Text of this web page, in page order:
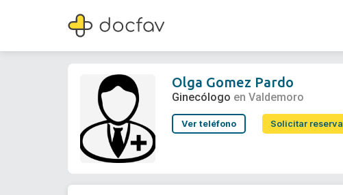
Olga Gomez Pardo
Ginecólogo
Olga Gomez Pardo
Ginecólogo en Valdemoro
Ver teléfono Solicitar reserva